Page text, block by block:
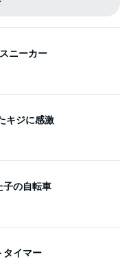
ニーカー
キジに感激
子の自転車
タイマー